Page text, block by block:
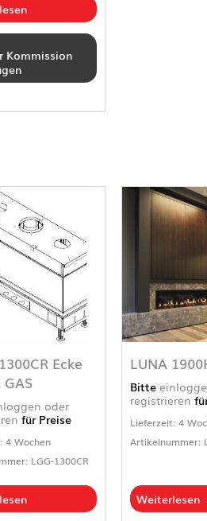
Kommission
Ecke
oder
für Preise
4 Wochen
LGG-1300CR
LUNA
Bitte
registrieren
Lieferzeit: 4
Artikelnummer:
Weiterlesen